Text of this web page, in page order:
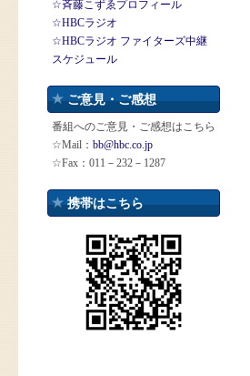
☆斉藤こずゑプロフィール
☆HBCラジオ
☆HBCラジオ ファイターズ中継
スケジュール
ご意見・ご感想
番組へのご意見・ご感想はこちら
☆Mail： bb@hbc.co.jp
☆Fax：011－232－1287
携帯はこちら